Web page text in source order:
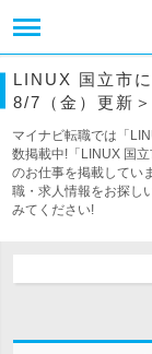
LINUX 国立市
8/7（金）更新＞
マイナビ転職では「
数掲載中!「LINUX 国
のお仕事を掲載してい
職・求人情報をお探し
みてください!